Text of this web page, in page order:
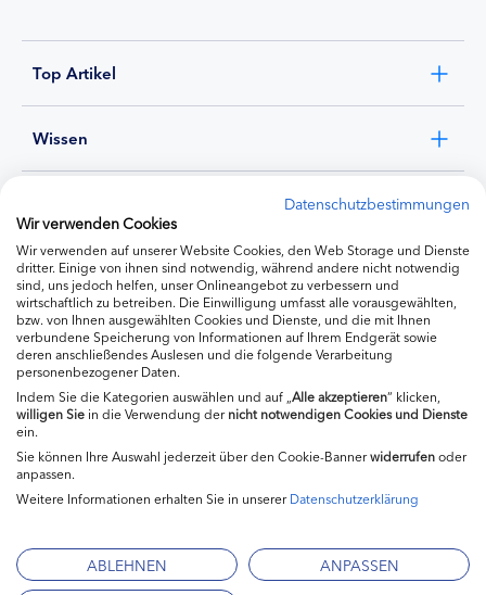
Top Artikel
Wissen
Ernährung
Produkte
Impressum
Mediadaten
Datenschutzbestimmungen
Wir verwenden Cookies
Wir verwenden auf unserer Website Cookies, den Web Storage und Dienste
dritter. Einige von ihnen sind notwendig, während andere nicht notwendig
sind, uns jedoch helfen, unser Onlineangebot zu verbessern und
wirtschaftlich zu betreiben. Die Einwilligung umfasst alle vorausgewählten,
bzw. von Ihnen ausgewählten Cookies und Dienste, und die mit Ihnen
verbundene Speicherung von Informationen auf Ihrem Endgerät sowie
deren anschließendes Auslesen und die folgende Verarbeitung
personenbezogener Daten.
Indem Sie die Kategorien auswählen und auf „ Alle akzeptieren“ klicken,
willigenSie in die Verwendung dernicht notwendigen Cookies und Dienste
ein.
Sie können Ihre Auswahl jederzeit über den Cookie-Bannerwiderrufenoder
anpassen.
Weitere Informationen erhalten Sie in unsererDatenschutzerklärung
ABLEHNEN ANPASSEN